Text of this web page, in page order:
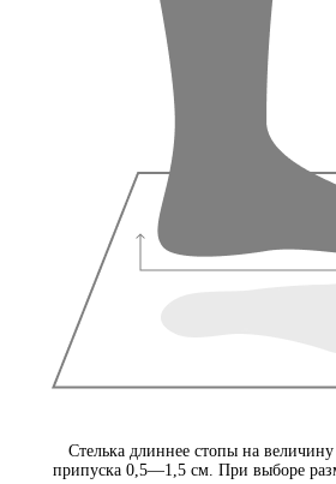
Стелька длиннее стопы на
припуска 0,5—1,5 см. При выборе